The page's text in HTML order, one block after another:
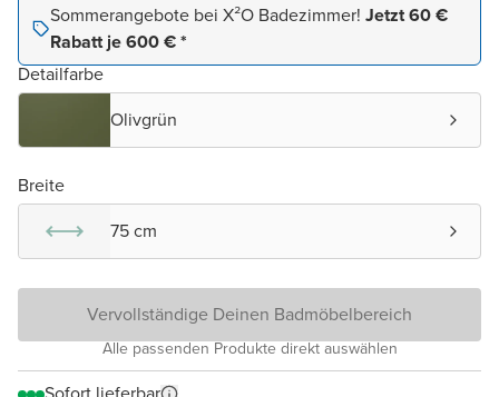
Sommerangebote bei X²O Badezimmer! Jetzt 60 €
Rabatt je 600 € *
Detailfarbe
Olivgrün
Breite
75 cm
Vervollständige Deinen Badmöbelbereich
Alle passenden Produkte direkt auswählen